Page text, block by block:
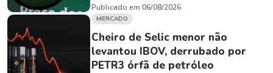
Publicado em 06/08/2026
MERCADO
Cheiro de Selic menor não
levantou IBOV, derrubado por
PETR3 órfã de petróleo